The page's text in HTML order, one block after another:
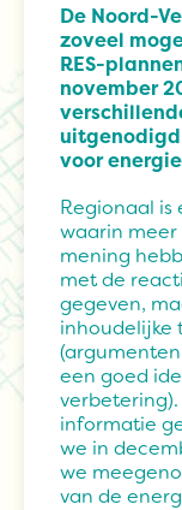
De Noord-
zoveel
RES-
november
voor
Regionaal
waarin meer
mening
met de
gegeven,
inhoudelijke
een goed
informatie
we in
we
van de